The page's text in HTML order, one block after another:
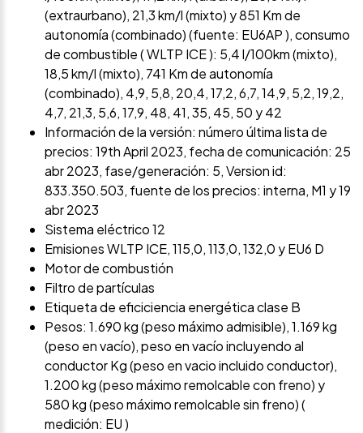
(extraurbano), 21,3 km/l (mixto) y 851 Km de
autonomía (combinado) (fuente: EU6AP ), consumo
de combustible ( WLTP ICE ): 5,4 l/100km (mixto),
18,5 km/l (mixto), 741 Km de autonomía
(combinado), 4,9, 5,8, 20,4, 17,2, 6,7, 14,9, 5,2, 19,2,
4,7, 21,3, 5,6, 17,9, 48, 41, 35, 45, 50 y 42
Información de la versión: número última lista de
precios: 19th April 2023, fecha de comunicación: 25
abr 2023, fase/generación: 5, Version id:
833.350.503, fuente de los precios: interna, M1 y 19
abr 2023
Sistema eléctrico 12
Emisiones WLTP ICE, 115,0, 113,0, 132,0 y EU6 D
Motor de combustión
Filtro de partículas
Etiqueta de eficiciencia energética clase B
Pesos: 1.690 kg (peso máximo admisible), 1.169 kg
(peso en vacío), peso en vacío incluyendo al
conductor Kg (peso en vacio incluido conductor),
1.200 kg (peso máximo remolcable con freno) y
580 kg (peso máximo remolcable sin freno) (
medición: EU )